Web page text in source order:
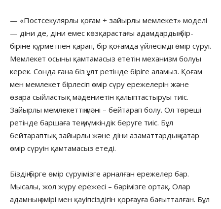
— «Постсекулярлы қоғам + зайырлы мемлекет» моделі
— діни де, діни емес көзқарастағы адамдардың бір-
біріне құрметпен қарап, бір қоғамда үйлесімді өмір сүруі.
Мемлекет осыны қамтамасыз ететін механизм болуы
керек. Сонда ғана біз ұлт ретінде біріге аламыз. Қоғам
мен мемлекет бірлесіп өмір сүру ережелерін және
өзара сыйластық мәдениетін қалыптастыруы тиіс.
Зайырлы мемлекеттің мәні – бейтарап болу. Ол төреші
ретінде баршаға тең мүмкіндік беруге тиіс. Бұл
бейтараптық зайырлы және діни азаматтардың қатар
өмір сүруін қамтамасыз етеді.
Біздің бірге өмір сүруімізге арналған ережелер бар.
Мысалы, жол жүру ережесі – бәрімізге ортақ. Олар
адамның өмірі мен қауіпсіздігін қорғауға бағытталған. Бұл